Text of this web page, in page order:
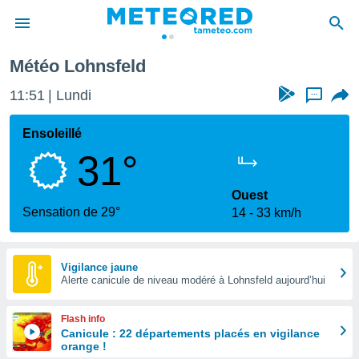
de
Météo Lohnsfeld
11:51 Lundi ...
Ensoleillé
31°
Sensation de 29°
Ouest
14
33 km/h
Vigilance jaune
Alerte canicule de niveau modéré à Lohnsfeld aujourd’hui
Flash info
Canicule : 22 départements placés en vigilance
orange !